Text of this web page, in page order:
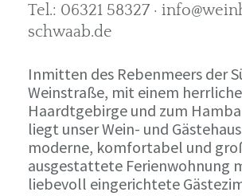
Tel.: 06321 58327 ·
schwaab.de
Inmitten des Rebenmeers der
Weinstraße, mit einem
Haardtgebirge und zum
liegt unser Wein- und
moderne, komfortabel und
ausgestattete Ferienwohnung
liebevoll eingerichtete